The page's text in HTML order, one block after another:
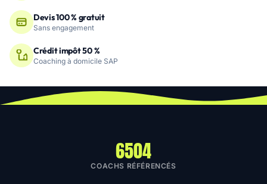
Devis 100 % gratuit
Sans engagement
Crédit impôt 50 %
Coaching à domicile SAP
6504
COACHS RÉFÉRENCÉS